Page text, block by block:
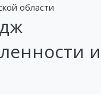
области
и